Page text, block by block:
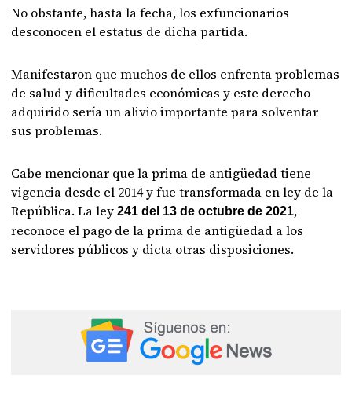
No obstante, hasta la fecha, los exfuncionarios
desconocen el estatus de dicha partida.
Manifestaron que muchos de ellos enfrenta problemas
de salud y dificultades económicas y este derecho
adquirido sería un alivio importante para solventar
sus problemas.
Cabe mencionar que la prima de antigüedad tiene
vigencia desde el 2014 y fue transformada en ley de la
República. La ley241 del 13 de octubre de 2021,
reconoce el pago de la prima de antigüedad a los
servidores públicos y dicta otras disposiciones.